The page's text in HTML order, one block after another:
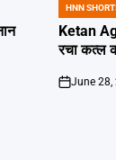
POSTED
IN
HNN
Ketan
रचा कत्ल
on
June 28,